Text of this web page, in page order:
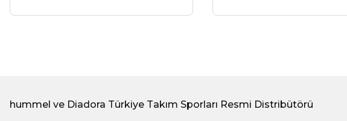
hummel ve Diadora Türkiye Takım Sporları Resmi Distribütörü